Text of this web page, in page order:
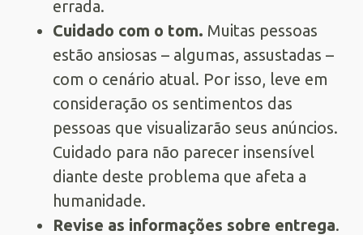
errada.
Cuidado com o tom. Muitas pessoas
estão ansiosas – algumas, assustadas –
com o cenário atual. Por isso, leve em
consideração os sentimentos das
pessoas que visualizarão seus anúncios.
Cuidado para não parecer insensível
diante deste problema que afeta a
humanidade.
Revise as informações sobre entrega.